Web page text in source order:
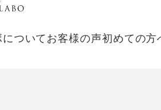
ついて お客様の声初めての方